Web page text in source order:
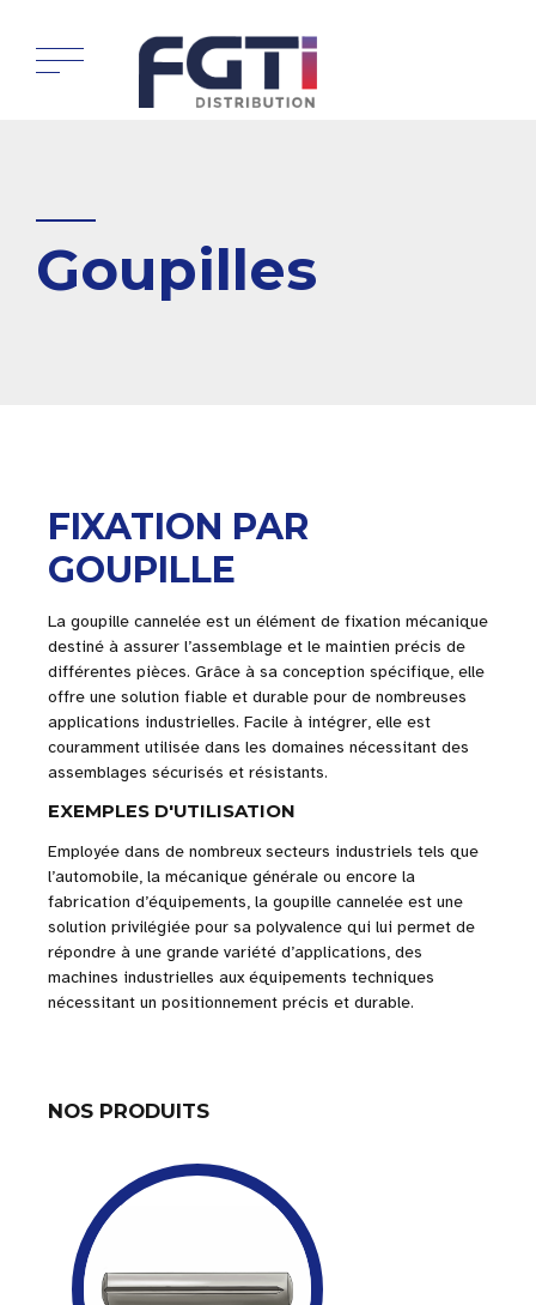
Goupilles
FIXATION PAR
GOUPILLE
La goupille cannelée est un élément de fixation mécanique
destiné à assurer l’assemblage et le maintien précis de
différentes pièces. Grâce à sa conception spécifique, elle
offre une solution fiable et durable pour de nombreuses
applications industrielles. Facile à intégrer, elle est
couramment utilisée dans les domaines nécessitant des
assemblages sécurisés et résistants.
EXEMPLES D'UTILISATION
Employée dans de nombreux secteurs industriels tels que
l’automobile, la mécanique générale ou encore la
fabrication d’équipements, la goupille cannelée est une
solution privilégiée pour sa polyvalence qui lui permet de
répondre à une grande variété d’applications, des
machines industrielles aux équipements techniques
nécessitant un positionnement précis et durable.
NOS PRODUITS